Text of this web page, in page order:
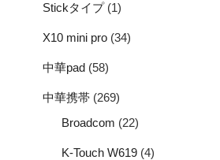
Stickタイプ(1)
X10 mini pro (34)
中華pad (58)
中華携帯 (269)
Broadcom (22)
K-Touch W619 (4)